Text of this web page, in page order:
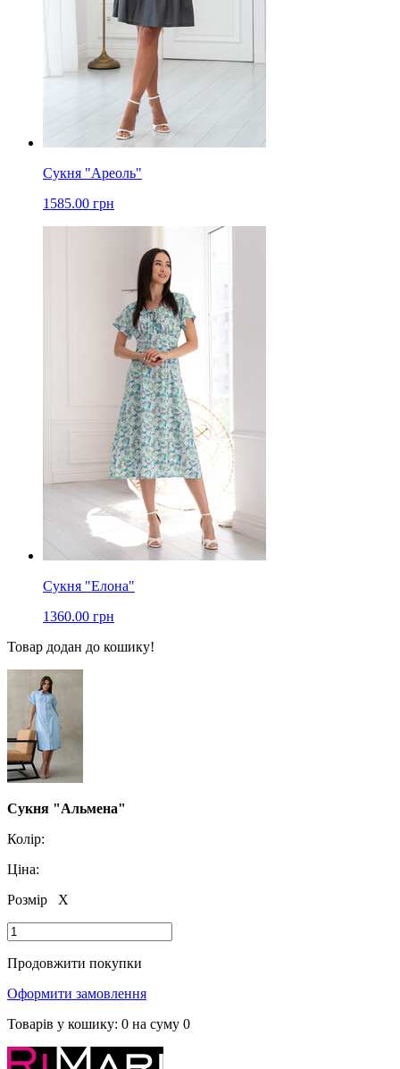
Сукня "Ареоль"
1585.00 грн
Сукня "Елона"
1360.00 грн
Товар додан до кошику!
Сукня "Альмена"
Колір:
Ціна:
Розмір
X
Продовжити покупки
Оформити замовлення
Товарів у кошику: 0 на суму 0